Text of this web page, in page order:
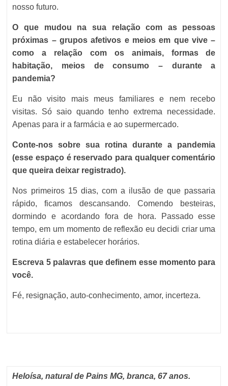
nosso futuro.
O que mudou na sua relação com as pessoas
próximas – grupos afetivos e meios em que vive –
como a relação com os animais, formas de
habitação, meios de consumo – durante a
pandemia?
Eu não visito mais meus familiares e nem recebo
visitas. Só saio quando tenho extrema necessidade.
Apenas para ir a farmácia e ao supermercado.
Conte-nos sobre sua rotina durante a pandemia
(esse espaço é reservado para qualquer comentário
que queira deixar registrado).
Nos primeiros 15 dias, com a ilusão de que passaria
rápido, ficamos descansando. Comendo besteiras,
dormindo e acordando fora de hora. Passado esse
tempo, em um momento de reflexão eu decidi criar uma
rotina diária e estabelecer horários.
Escreva 5 palavras que definem esse momento para
você.
Fé, resignação, auto-conhecimento, amor, incerteza.
Heloísa, natural de Pains MG, branca, 67 anos.